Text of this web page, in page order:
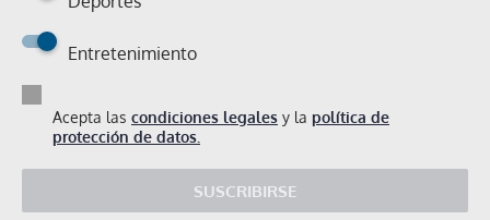
Entretenimiento
Acepta las condiciones legales y la política de
protección de datos.
SUSCRIBIRSE